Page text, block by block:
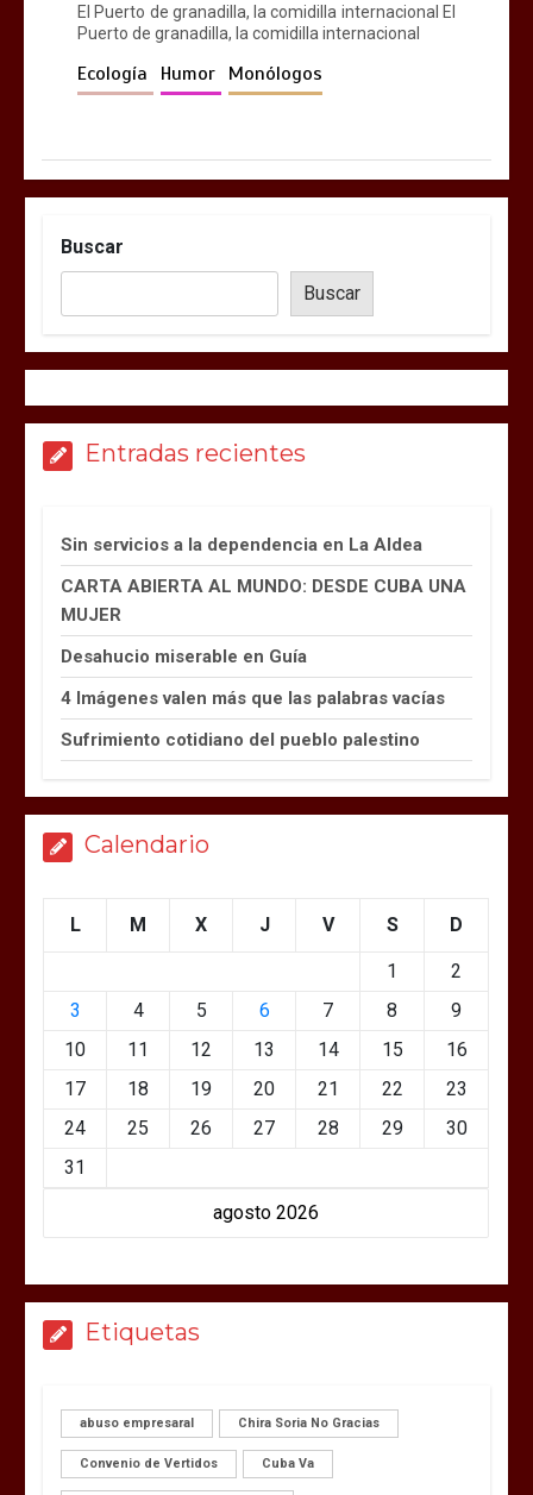
El Puerto de granadilla, la comidilla internacional El
Puerto de granadilla, la comidilla internacional
Ecología Humor Monólogos
Buscar
Buscar
Entradas recientes
Sin servicios a la dependencia en La Aldea
CARTA ABIERTA AL MUNDO: DESDE CUBA UNA
MUJER
Desahucio miserable en Guía
4 Imágenes valen más que las palabras vacías
Sufrimiento cotidiano del pueblo palestino
Calendario
agosto 2026
L M X J V S D
1
2
3
4 5 6 7 8
9
10
11 12 13 14 15
16
17
18 19 20 21 22
23
24
25 26 27 28 29
30
31
Etiquetas
abuso empresaral Chira Soria No Gracias
Convenio de Vertidos Cuba Va